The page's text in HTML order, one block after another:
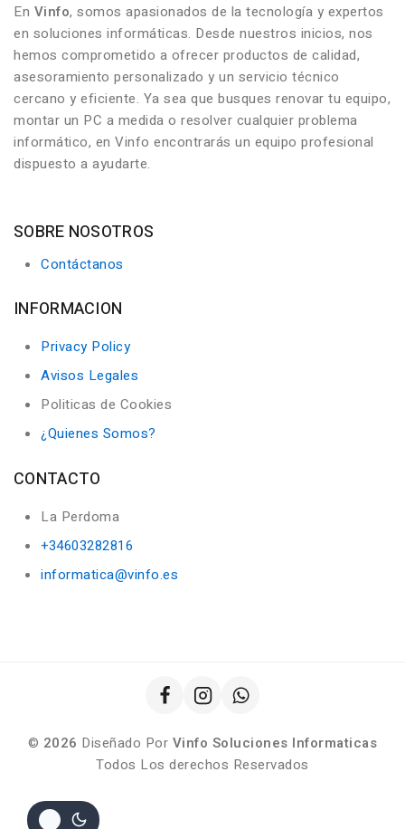
En Vinfo, somos apasionados de la tecnología y expertos
en soluciones informáticas. Desde nuestros inicios, nos
hemos comprometido a ofrecer productos de calidad,
asesoramiento personalizado y un servicio técnico
cercano y eficiente. Ya sea que busques renovar tu equipo,
montar un PC a medida o resolver cualquier problema
informático, en Vinfo encontrarás un equipo profesional
dispuesto a ayudarte.
SOBRE NOSOTROS
Contáctanos
INFORMACION
Privacy Policy
Avisos Legales
Politicas de Cookies
¿Quienes Somos?
CONTACTO
La Perdoma
+34603282816
informatica@vinfo.es
© 2026 Diseñado Por Vinfo Soluciones Informaticas
Todos Los derechos Reservados